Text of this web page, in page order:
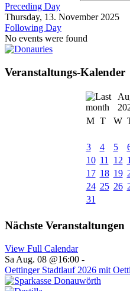
Preceding Day
Thursday, 13. November 2025
Following Day
No events were found
Veranstaltungs-Kalender
M T W
3
4 5
10 11 12
17 18 19
24 25 26
31
Nächste Veranstaltungen
View Full Calendar
Sa Aug. 08 @16:00 -
Oettinger Stadtlauf 2026 mit